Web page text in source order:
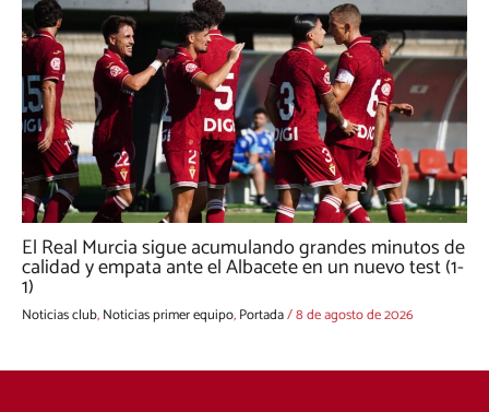
El Real Murcia sigue acumulando grandes minutos de
calidad y empata ante el Albacete en un nuevo test (1-
1)
Noticias club,Noticias primer equipo,Portada/8 de agosto de 2026